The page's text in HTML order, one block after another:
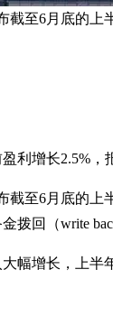
截至6月底的上
利增长2.5%，
截至6月底的
拨回（write
幅增长，上半